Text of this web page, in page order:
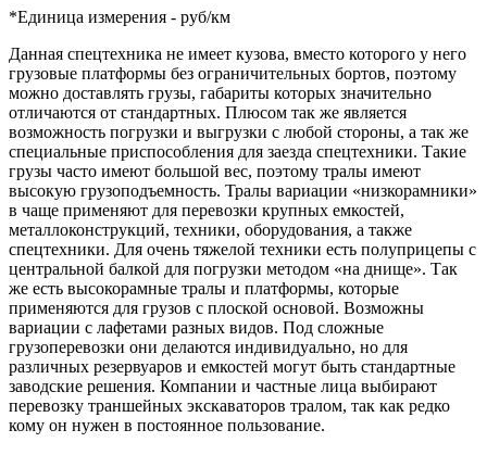
*Единица измерения - руб/км
Данная спецтехника не имеет кузова, вместо которого у него
грузовые платформы без ограничительных бортов, поэтому
можно доставлять грузы, габариты которых значительно
отличаются от стандартных. Плюсом так же является
возможность погрузки и выгрузки с любой стороны, а так же
специальные приспособления для заезда спецтехники. Такие
грузы часто имеют большой вес, поэтому тралы имеют
высокую грузоподъемность. Тралы вариации «низкорамники»
в чаще применяют для перевозки крупных емкостей,
металлоконструкций, техники, оборудования, а также
спецтехники. Для очень тяжелой техники есть полуприцепы с
центральной балкой для погрузки методом «на днище». Так
же есть высокорамные тралы и платформы, которые
применяются для грузов с плоской основой. Возможны
вариации с лафетами разных видов. Под сложные
грузоперевозки они делаются индивидуально, но для
различных резервуаров и емкостей могут быть стандартные
заводские решения. Компании и частные лица выбирают
перевозку траншейных экскаваторов тралом, так как редко
кому он нужен в постоянное пользование.